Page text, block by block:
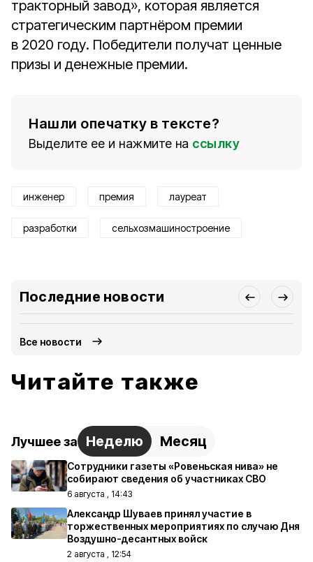
тракторный завод», которая является
стратегическим партнёром премии
в 2020 году. Победители получат ценные
призы и денежные премии.
Нашли опечатку в тексте?
Выделите ее и нажмите на ссылку
инженер премия лауреат
разработки сельхозмашиностроение
Последние новости
Все новости
Читайте также
Лучшее за Неделю Месяц
Сотрудники газеты «Ровеньская нива» не
собирают сведения об участниках СВО
6 августа , 14:43
Александр Шуваев принял участие в
торжественных мероприятиях по случаю Дня
Воздушно-десантных войск
2 августа , 12:54